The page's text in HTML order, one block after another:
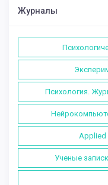
Журналы
Психология.
Applied
Ученые